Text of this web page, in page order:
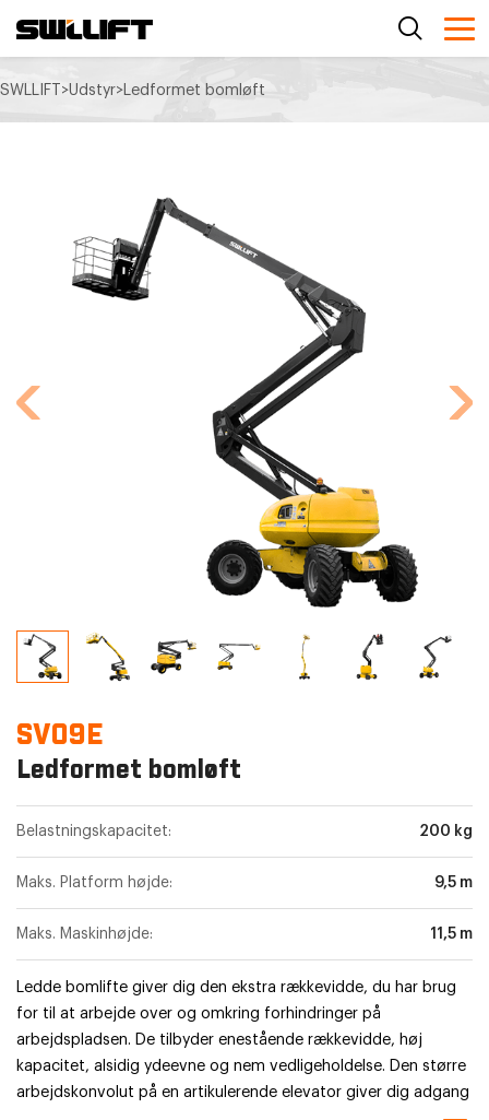
SWLLIFT>Udstyr> Ledformet bomløft
SV09E
Ledformet bomløft
Belastningskapacitet: 200 kg
Maks. Platform højde: 9,5 m
Maks. Maskinhøjde: 11,5 m
Ledde bomlifte giver dig den ekstra rækkevidde, du har brug
for til at arbejde over og omkring forhindringer på
arbejdspladsen. De tilbyder enestående rækkevidde, høj
kapacitet, alsidig ydeevne og nem vedligeholdelse. Den større
arbejdskonvolut på en artikulerende elevator giver dig adgang